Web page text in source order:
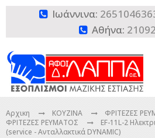
 Ιωάννινα:
 Αθήνα:
Αρχικη ΚΟΥΖΙΝΑ
ΦΡΙΤΕΖΕΣ
ΦΡΙΤΕΖΕΣ ΡΕΥΜΑΤΟΣ
EF-11L-2
(service - Ανταλλακτικά DYNAMIC)